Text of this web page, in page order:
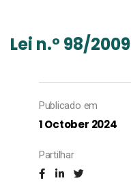
Lei n.º 98/2009
Publicado em
1 October 2024
Partilhar